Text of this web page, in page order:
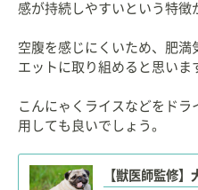
感が持続しやすいという特徴
空腹を感じにくいため、肥満
エットに取り組めると思いま
こんにゃくライスなどをドラ
用しても良いでしょう。